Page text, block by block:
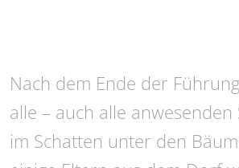
Nach dem Ende der
alle – auch alle
im Schatten unter den